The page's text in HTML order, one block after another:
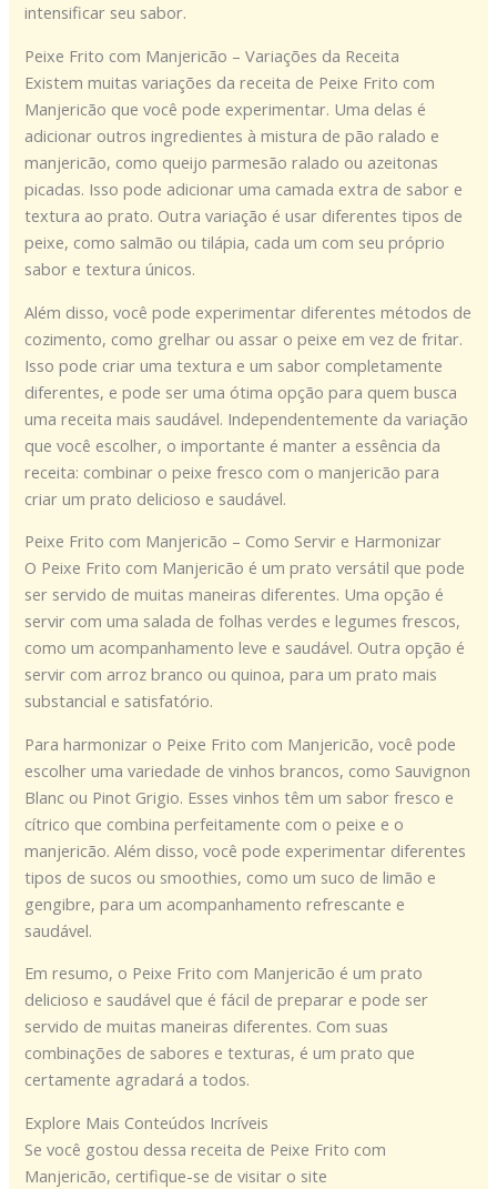
intensificar seu sabor.
Peixe Frito com Manjericão – Variações da Receita
Existem muitas variações da receita de Peixe Frito com
Manjericão que você pode experimentar. Uma delas é
adicionar outros ingredientes à mistura de pão ralado e
manjericão, como queijo parmesão ralado ou azeitonas
picadas. Isso pode adicionar uma camada extra de sabor e
textura ao prato. Outra variação é usar diferentes tipos de
peixe, como salmão ou tilápia, cada um com seu próprio
sabor e textura únicos.
Além disso, você pode experimentar diferentes métodos de
cozimento, como grelhar ou assar o peixe em vez de fritar.
Isso pode criar uma textura e um sabor completamente
diferentes, e pode ser uma ótima opção para quem busca
uma receita mais saudável. Independentemente da variação
que você escolher, o importante é manter a essência da
receita: combinar o peixe fresco com o manjericão para
criar um prato delicioso e saudável.
Peixe Frito com Manjericão – Como Servir e Harmonizar
O Peixe Frito com Manjericão é um prato versátil que pode
ser servido de muitas maneiras diferentes. Uma opção é
servir com uma salada de folhas verdes e legumes frescos,
como um acompanhamento leve e saudável. Outra opção é
servir com arroz branco ou quinoa, para um prato mais
substancial e satisfatório.
Para harmonizar o Peixe Frito com Manjericão, você pode
escolher uma variedade de vinhos brancos, como Sauvignon
Blanc ou Pinot Grigio. Esses vinhos têm um sabor fresco e
cítrico que combina perfeitamente com o peixe e o
manjericão. Além disso, você pode experimentar diferentes
tipos de sucos ou smoothies, como um suco de limão e
gengibre, para um acompanhamento refrescante e
saudável.
Em resumo, o Peixe Frito com Manjericão é um prato
delicioso e saudável que é fácil de preparar e pode ser
servido de muitas maneiras diferentes. Com suas
combinações de sabores e texturas, é um prato que
certamente agradará a todos.
Explore Mais Conteúdos Incríveis
Se você gostou dessa receita de Peixe Frito com
Manjericão, certifique-se de visitar o site